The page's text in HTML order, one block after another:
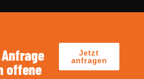
offene
Jetzt
anfragen